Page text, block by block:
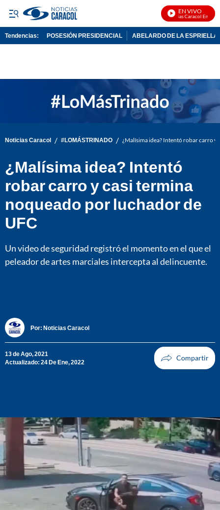
EN VIVO
Noticias Caracol En Vivo
Tendencias: POSESIÓN PRESIDENCIAL ABELARDO DE LA ESPRIELLA
Noticias Caracol / #LOMÁSTRINADO / ¿Malísima idea? Intentó robar carro
¿Malísima idea? Intentó
robar carro y casi termina
noqueado por luchador de
UFC
Un video de seguridad registró el momento en el que el
peleador de artes marciales intercepta al delincuente.
Por: Noticias Caracol
13 de Ago, 2021
Actualizado: 24 De Ene, 2022